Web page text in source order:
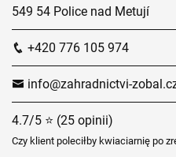
549 54 Police nad Metují
+420 776 105 974
info@zahradnictvi-
4.7/5 ⭐ (25 opinii)
Czy klient poleciłby kwiaciarnię po